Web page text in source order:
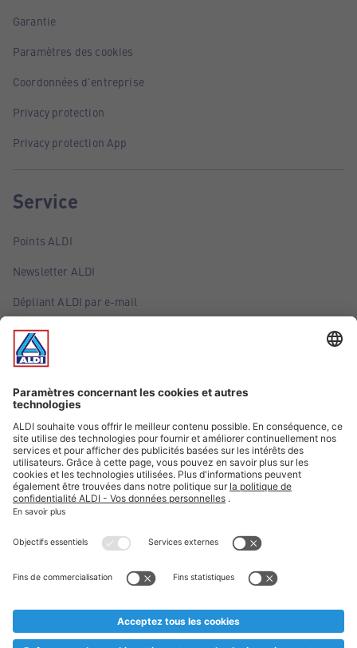
Garantie
Paramètres des cookies
Coordonnées d'entreprise
Privacy protection
Privacy protection App
Service
Points ALDI
Newsletter ALDI
Dépliant ALDI par e-mail
Offres
Infos essentielles
Suivez ALDI Belgique
Textes marqués d'un astérisque et mentions légales
* Nous vendons ces articles temporairement et jusqu'à
au cas où, malgré le planning bien étudié, nous serions
prématurément en rupture de stock. Prix Recupel et TVA incl.
** Sur ce site, l’utilisation de la forme masculine a été adoptée